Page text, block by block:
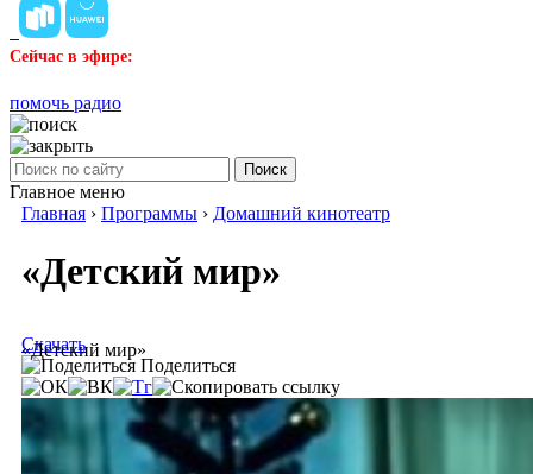
Сейчас в эфире:
помочь радио
Поиск
Главное меню
Главная › Программы › Домашний кинотеатр
«Детский мир»
«Детский мир»
Скачать
Поделиться